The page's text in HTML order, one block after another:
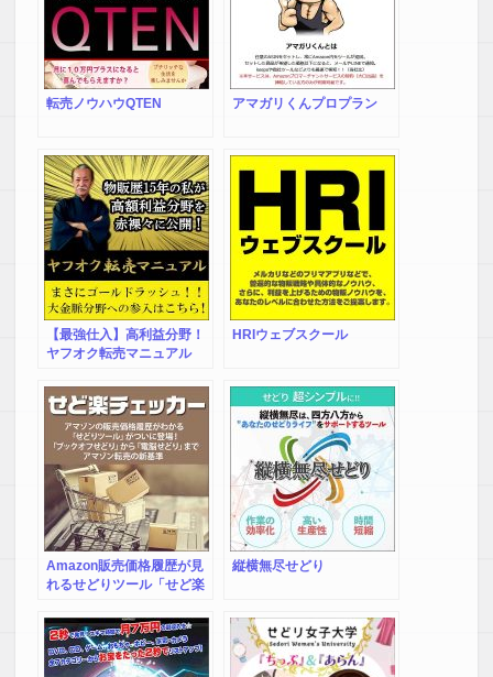
転売ノウハウQTEN アマガリくんプロプラン
【最強仕入】高利益分野！
ヤフオク転売マニュアル
HRIウェブスクール
Amazon販売価格履歴が見
れるせどりツール「せど楽
縦横無尽せどり